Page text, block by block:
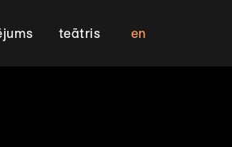
teātris en